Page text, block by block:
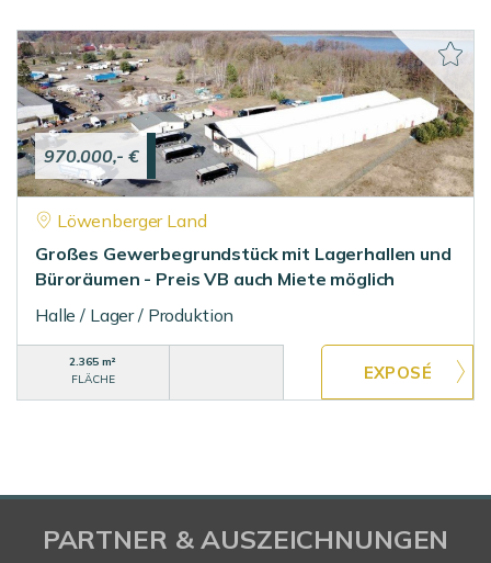
970.000,- €
Löwenberger Land
Großes Gewerbegrundstück mit Lagerhallen und
Büroräumen - Preis VB auch Miete möglich
Halle / Lager / Produktion
2.365 m²
FLÄCHE
PARTNER & AUSZEICHNUNGEN